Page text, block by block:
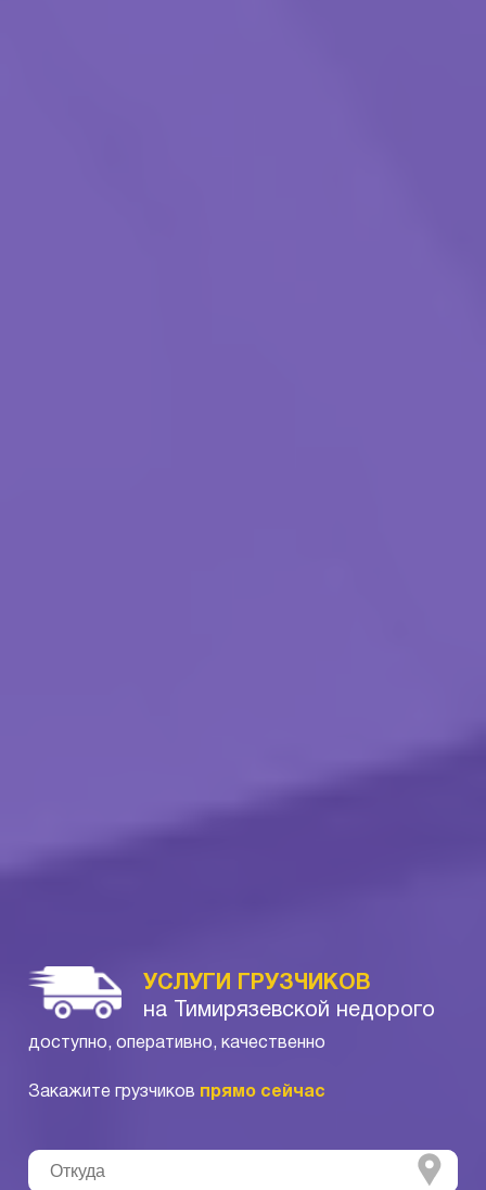
УСЛУГИ ГРУЗЧИКОВ
на Тимирязевской недорого
доступно, оперативно, качественно
Закажите грузчиков прямо сейчас